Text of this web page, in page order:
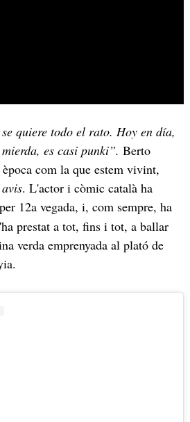
quiere todo el rato. Hoy en día,
es casi punki”. Berto
com la que estem vivint,
. L'actor i còmic català ha
12a vegada, i, com sempre, ha
prestat a tot, fins i tot, a ballar
verda emprenyada al plató de